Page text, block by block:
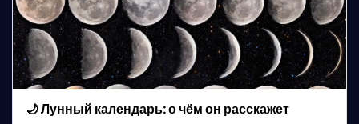
🌙 Лунный календарь: о чём он расскажет